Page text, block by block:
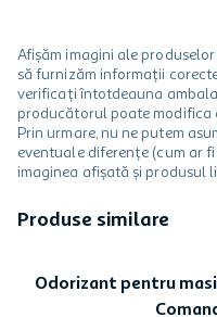
Afișăm imagini ale
să furnizăm informații
verificați întotdeauna
producătorul poate
Prin urmare, nu ne putem
eventuale diferențe (cum ar
imaginea afișată și produsul
Produse similare
Odorizant pentru